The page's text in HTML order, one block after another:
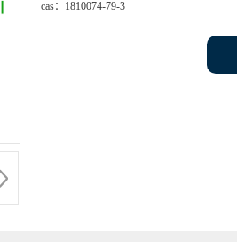
cas： 1810074-79-3